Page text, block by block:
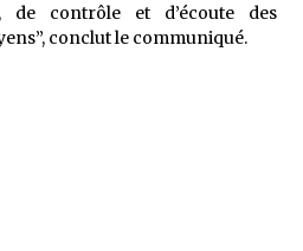
de contrôle et d’écoute des
conclut le communiqué.